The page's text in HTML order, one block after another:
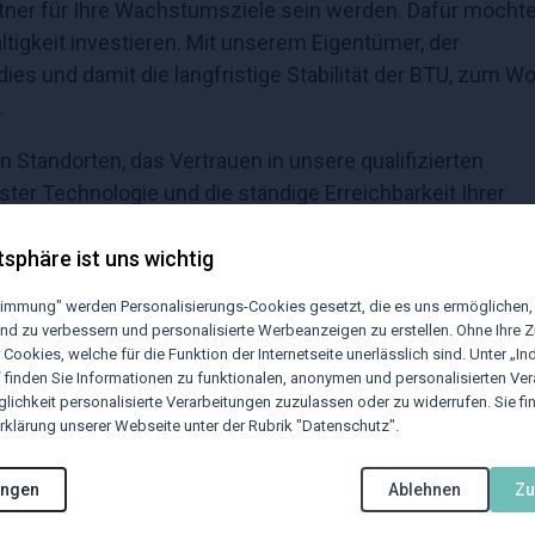
für Ihre Wachstumsziele sein werden. Dafür
investieren. Mit unserem Eigentümer, der
und damit die langfristige Stabilität der BTU, zum
Standorten, das Vertrauen in unsere qualifizierten
Technologie und die ständige Erreichbarkeit Ihrer
bestmöglich zu betreuen, werden wir gemäß dem
umsetzen.
Jahren und wünschen uns auch für die Zukunft
ist uns wichtig
werden Personalisierungs-Cookies gesetzt, die es uns
zu verbessern und personalisierte Werbeanzeigen zu erstellen. Ohne Ihre
Cookies, welche für die Funktion der Internetseite unerlässlich sind. Unter
finden Sie Informationen zu funktionalen, anonymen und personalisierten
personalisierte Verarbeitungen zuzulassen oder zu widerrufen. Sie
unserer Webseite unter der Rubrik "Datenschutz".
Ablehnen